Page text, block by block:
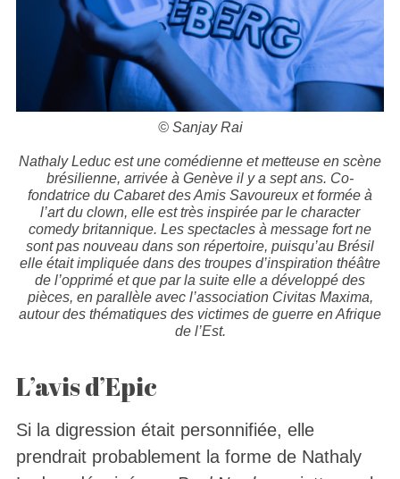
© Sanjay Rai
Nathaly Leduc est une comédienne et metteuse en scène
brésilienne, arrivée à Genève il y a sept ans. Co-
fondatrice du Cabaret des Amis Savoureux et formée à
l’art du clown, elle est très inspirée par le character
comedybritannique. Les spectacles à message fort ne
sont pas nouveau dans son répertoire, puisqu’au Brésil
elle était impliquée dans des troupes d’inspiration théâtre
de l’opprimé et que par la suite elle a développé des
pièces, en parallèle avec l’association Civitas Maxima,
autour des thématiques des victimes de guerre en Afrique
de l’Est.
L’avis d’Epic
Si la digression était personnifiée, elle
prendrait probablement la forme de Nathaly